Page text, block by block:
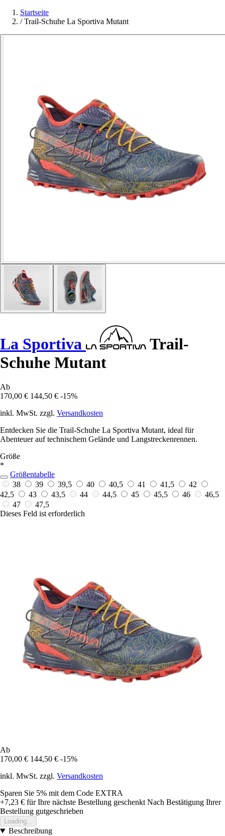
Startseite
/ Trail-Schuhe La Sportiva Mutant
La Sportiva
Trail-
Schuhe Mutant
Ab
170,00 € 144,50 € -15%
inkl. MwSt. zzgl. Versandkosten
Entdecken Sie die Trail-Schuhe La Sportiva Mutant, ideal für
Abenteuer auf technischem Gelände und Langstreckenrennen.
Größe
*
Größentabelle
38
39 39,5 40 40,5 41 41,5
42
42,5
43 43,5 44 44,5 45 45,5 46
46,5
47
47,5
Dieses Feld ist erforderlich
Ab
170,00 € 144,50 € -15%
inkl. MwSt. zzgl. Versandkosten
Sparen Sie 5% mit dem Code EXTRA
+7,23 € für Ihre nächste Bestellung geschenkt Nach Bestätigung Ihrer
Bestellung gutgeschrieben
Loading...
Beschreibung